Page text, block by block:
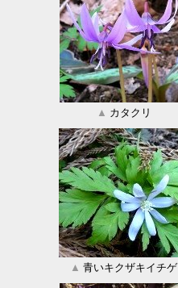
▲ カタクリ
▲ 青いキクザキイチゲ